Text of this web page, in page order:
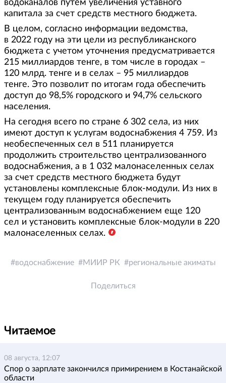
водоканалов путем увеличения уставного
капитала за счет средств местного бюджета.
В целом, согласно информации ведомства,
в 2022 году на эти цели из республиканского
бюджета с учетом уточнения предусматривается
215 миллиардов тенге, в том числе в городах –
120 млрд. тенге и в селах – 95 миллиардов
тенге. Это позволит по итогам года обеспечить
доступ до 98,5% городского и 94,7% сельского
населения.
На сегодня всего по стране 6 302 села, из них
имеют доступ к услугам водоснабжения 4 759. Из
необеспеченных сел в 511 планируется
продолжить строительство централизованного
водоснабжения, а в 1 032 малонаселенных селах
за счет средств местного бюджета будут
установлены комплексные блок-модули. Из них в
текущем году планируется обеспечить
централизованным водоснабжением еще 120
сел и установить комплексные блок-модули в 220
малонаселенных селах.
водоснабжение МИИР РК региональные акиматы
Поделиться
Читаемое
08 августа, 12:07
Спор о зарплате закончился примирением в Костанайской
области